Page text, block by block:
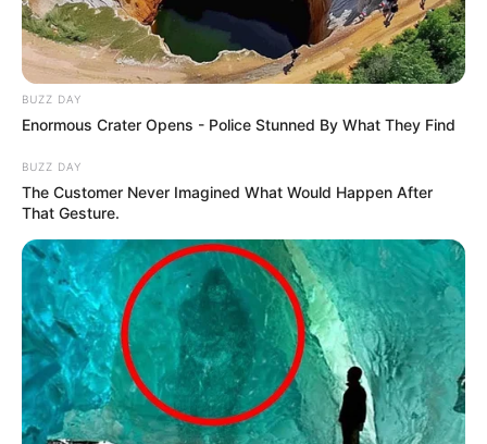
BUZZ DAY
Enormous Crater Opens - Police Stunned By What They Find
BUZZ DAY
The Customer Never Imagined What Would Happen After
That Gesture.